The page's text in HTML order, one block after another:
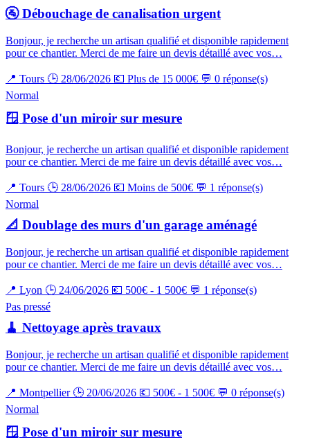
🚰 Débouchage de canalisation urgent
Bonjour, je recherche un artisan qualifié et disponible rapidement
pour ce chantier. Merci de me faire un devis détaillé avec vos…
📍 Tours 🕒 28/06/2026 💶 Plus de 15 000€ 💬 0 réponse(s)
Normal
🪟 Pose d'un miroir sur mesure
Bonjour, je recherche un artisan qualifié et disponible rapidement
pour ce chantier. Merci de me faire un devis détaillé avec vos…
📍 Tours 🕒 28/06/2026 💶 Moins de 500€ 💬 1 réponse(s)
Normal
📐 Doublage des murs d'un garage aménagé
Bonjour, je recherche un artisan qualifié et disponible rapidement
pour ce chantier. Merci de me faire un devis détaillé avec vos…
📍 Lyon 🕒 24/06/2026 💶 500€ - 1 500€ 💬 1 réponse(s)
Pas pressé
🧹 Nettoyage après travaux
Bonjour, je recherche un artisan qualifié et disponible rapidement
pour ce chantier. Merci de me faire un devis détaillé avec vos…
📍 Montpellier 🕒 20/06/2026 💶 500€ - 1 500€ 💬 0 réponse(s)
Normal
🪟 Pose d'un miroir sur mesure